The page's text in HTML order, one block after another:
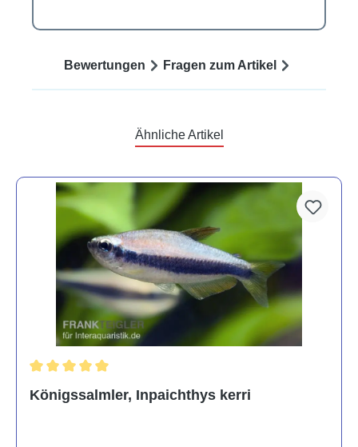
Bewertungen Fragen zum Artikel
Ähnliche Artikel
Königssalmler, Inpaichthys kerri